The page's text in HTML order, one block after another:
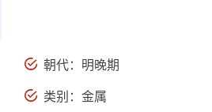
朝代：明晚期
类别：金属